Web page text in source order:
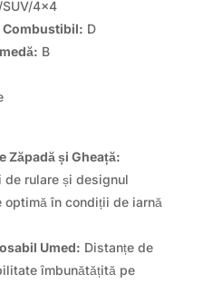
4×4
Combustibil: D
B
Zăpadă și Gheață:
rulare și designul
în condiții de iarnă
Umed: Distanțe de
îmbunătățită pe